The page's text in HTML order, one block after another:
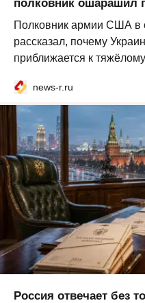
полковник ошарашил
Полковник армии США в
рассказал, почему
приближается к
news-r.ru
Россия отвечает без